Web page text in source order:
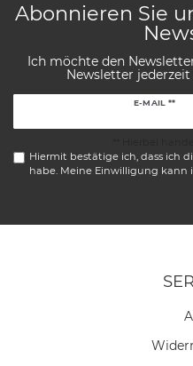
Abonnieren Sie
Ich möchte den
Newsletter
E-MAIL **
Hiermit bestätige ich, dass ich
habe. Meine Einwilligung kann